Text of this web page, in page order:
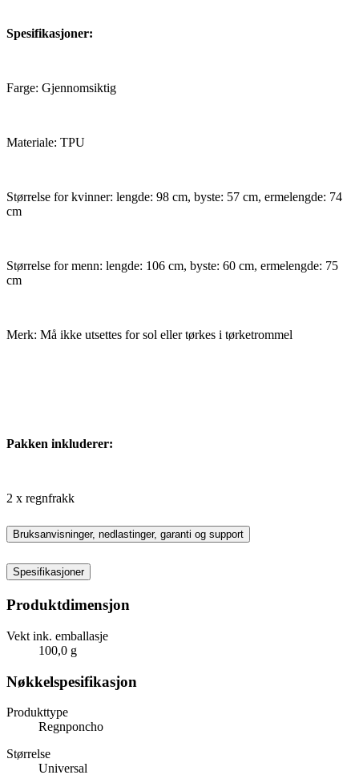
Spesifikasjoner:
Farge: Gjennomsiktig
Materiale: TPU
Størrelse for kvinner: lengde: 98 cm, byste: 57 cm, ermelengde: 74
cm
Størrelse for menn: lengde: 106 cm, byste: 60 cm, ermelengde: 75
cm
Merk: Må ikke utsettes for sol eller tørkes i tørketrommel
Pakken inkluderer:
2 x regnfrakk
Bruksanvisninger, nedlastinger, garanti og support
Spesifikasjoner
Produktdimensjon
Vekt ink. emballasje
100,0 g
Nøkkelspesifikasjon
Produkttype
Regnponcho
Størrelse
Universal